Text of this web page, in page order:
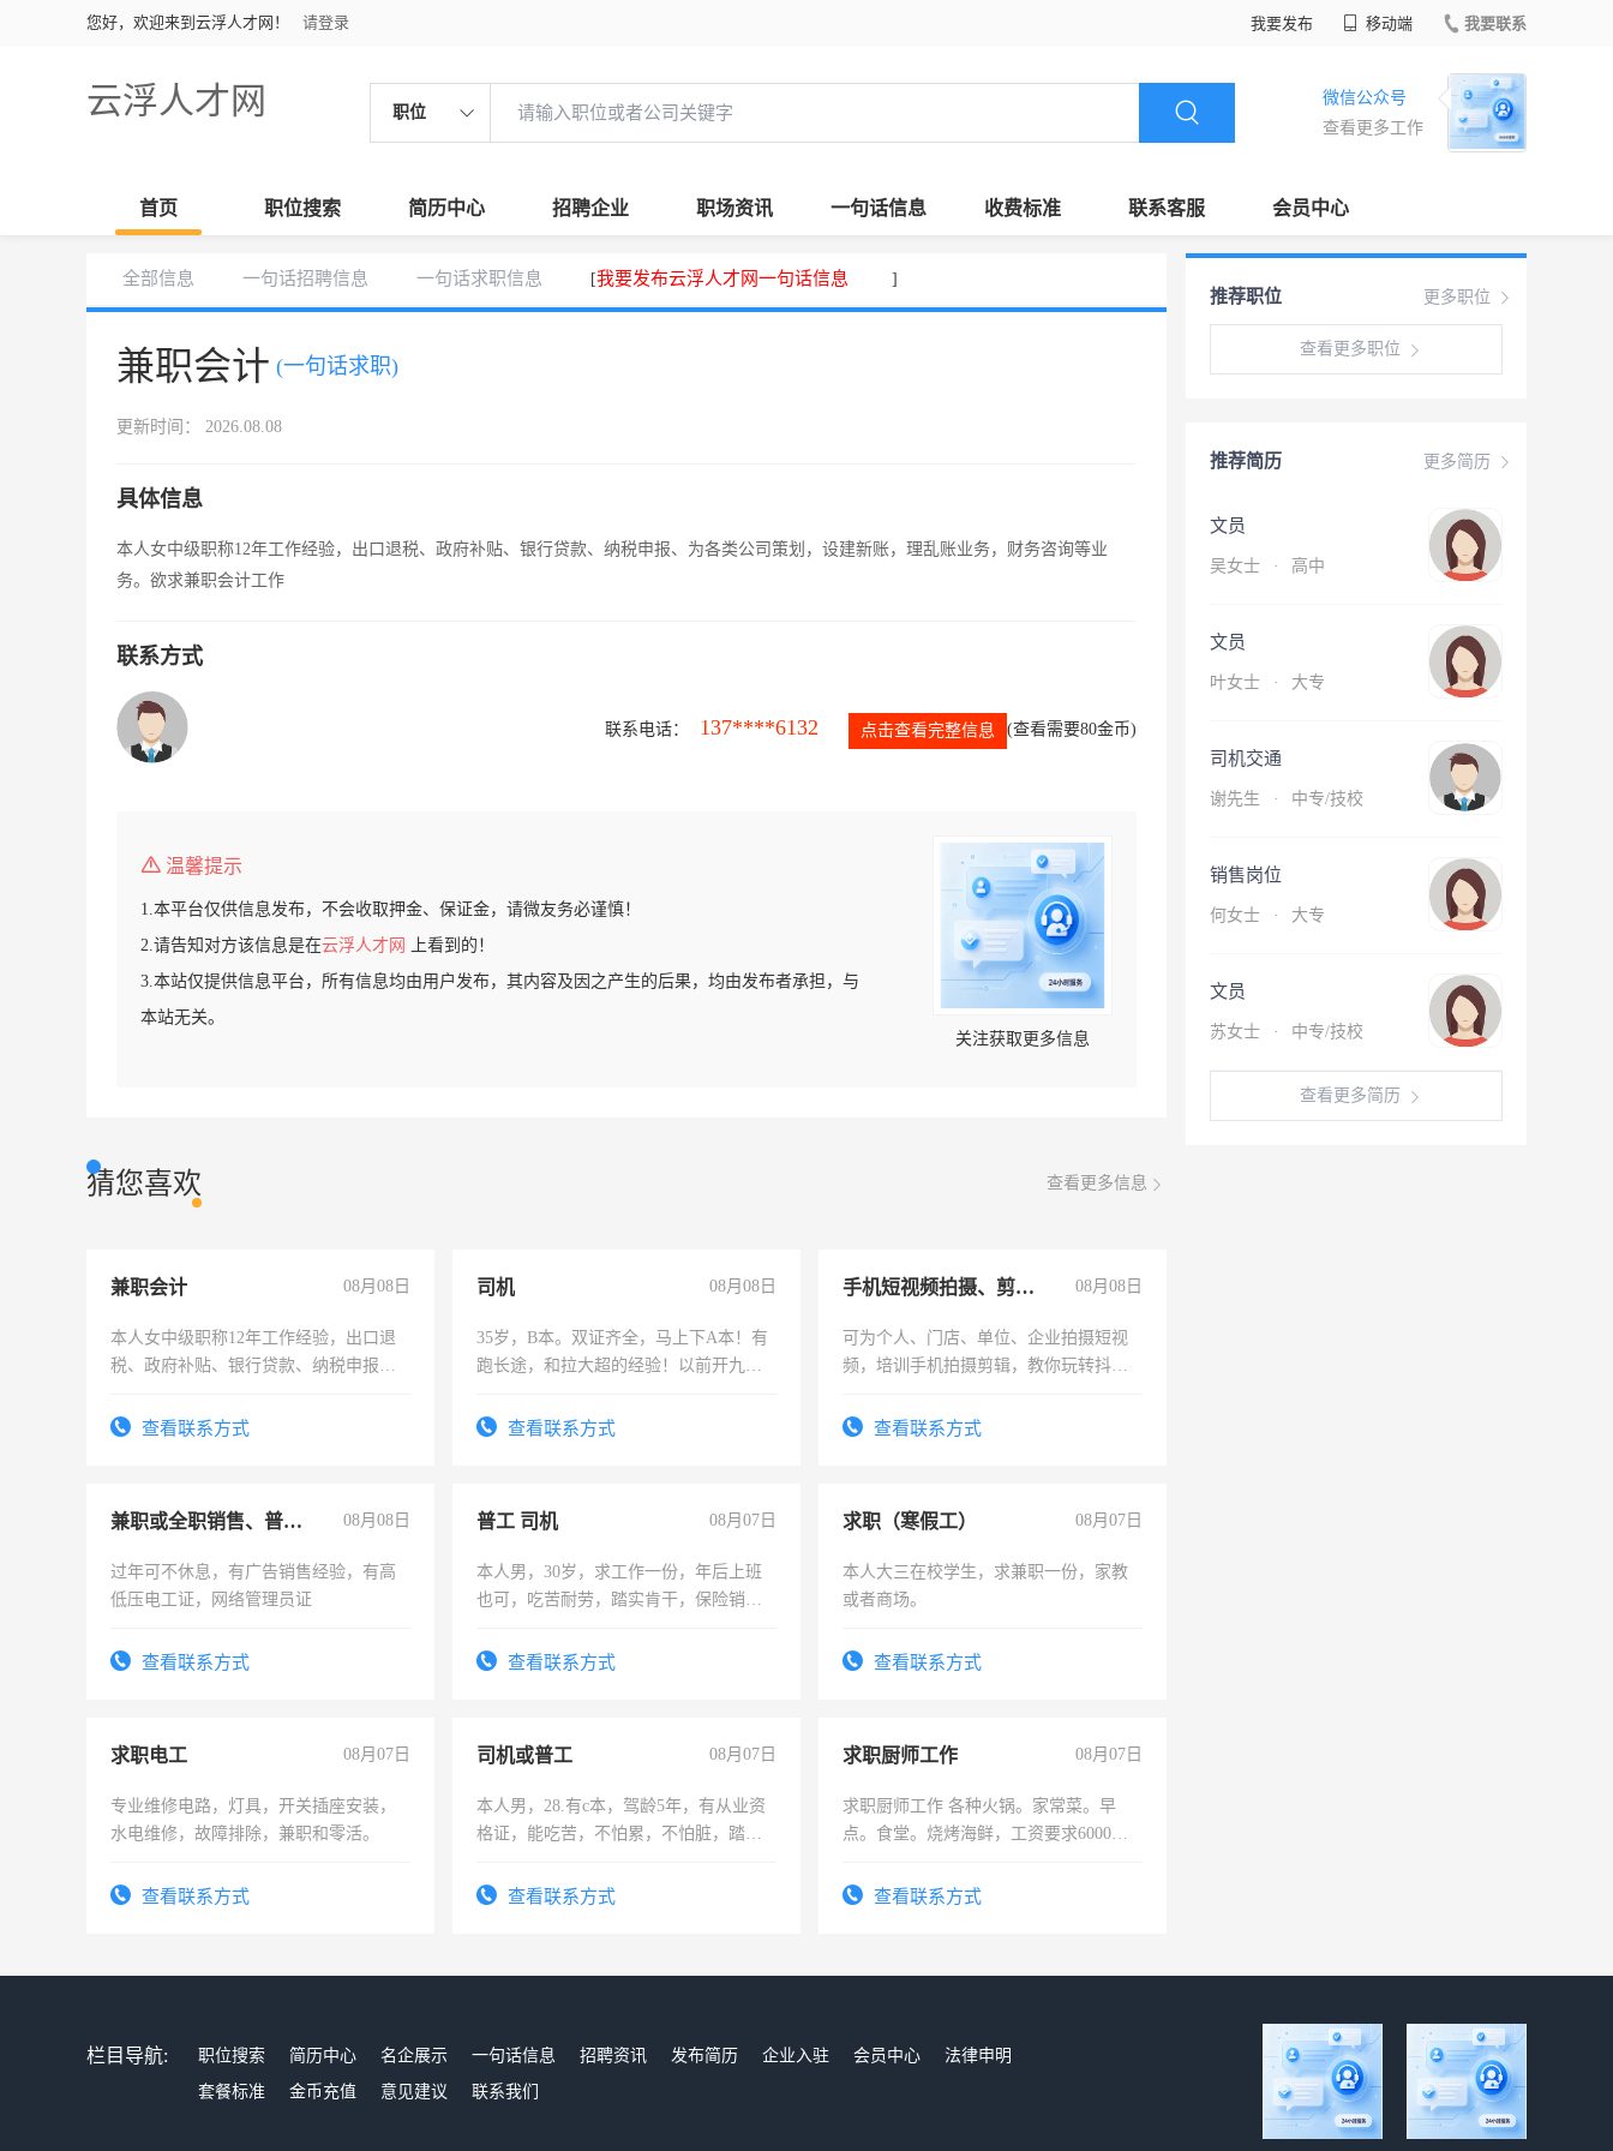
您好，欢迎来到云浮人才网！ 请登录 我要发布 移动端 我要联系
云浮人才网 职位
微信公众号
查看更多工作
首页 职位搜索 简历中心 招聘企业 职场资讯 一句话信息 收费标准 联系客服 会员中心
全部信息 一句话招聘信息 一句话求职信息 [我要发布云浮人才网一句话信息 ]
兼职会计 (一句话求职)
更新时间： 2026.08.08
具体信息
本人女中级职称12年工作经验，出口退税、政府补贴、银行贷款、纳税申报、为各类公司策划，设建新账，理乱账业务，财务咨询等业
务。欲求兼职会计工作
联系方式
联系电话： 137****6132 点击查看完整信息 (查看需要80金币)
温馨提示
1.本平台仅供信息发布，不会收取押金、保证金，请微友务必谨慎！
2.请告知对方该信息是在云浮人才网
上看到的！
3.本站仅提供信息平台，所有信息均由用户发布，其内容及因之产生的后果，均由发布者承担，与
本站无关。
关注获取更多信息
猜您喜欢 查看更多信息
兼职会计 08月08日
本人女中级职称12年工作经验，出口退
税、政府补贴、银行贷款、纳税申报、
务，财务咨询等业务。欲求兼职会计工
查看联系方式
司机 08月08日
35岁，B本。双证齐全，马上下A本！有
跑长途，和拉大超的经验！以前开九米
查看联系方式
手机短视频拍摄、剪辑、抖音快手 08月08日
可为个人、门店、单位、企业拍摄短视
频，培训手机拍摄剪辑，教你玩转抖音
频，培训手机拍摄剪辑，教你玩转抖
查看联系方式
兼职或全职销售、普工、维修 08月08日
过年可不休息，有广告销售经验，有高
低压电工证，网络管理员证
查看联系方式
普工 司机 08月07日
本人男，30岁，求工作一份，年后上班
也可，吃苦耐劳，踏实肯干，保险销售
查看联系方式
求职（寒假工） 08月07日
本人大三在校学生，求兼职一份，家教
或者商场。
查看联系方式
求职电工 08月07日
专业维修电路，灯具，开关插座安装，
水电维修，故障排除，兼职和零活。
查看联系方式
司机或普工 08月07日
本人男，28.有c本，驾龄5年，有从业资
格证，能吃苦，不怕累，不怕脏，踏
查看联系方式
求职厨师工作 08月07日
求职厨师工作 各种火锅。家常菜。早
点。食堂。烧烤海鲜，工资要求6000以
查看联系方式
更多职位
推荐职位
查看更多职位
更多简历
推荐简历
文员
吴女士 · 高中
文员
叶女士 · 大专
司机交通
谢先生 · 中专/技校
销售岗位
何女士 · 大专
文员
苏女士 · 中专/技校
查看更多简历
栏目导航: 职位搜索 简历中心 名企展示 一句话信息 招聘资讯 发布简历 企业入驻 会员中心
法律申明
套餐标准
金币充值 意见建议 联系我们